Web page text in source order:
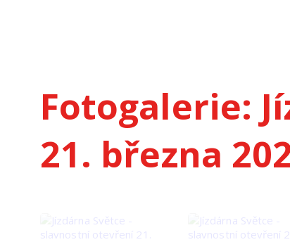
Fotogalerie:
21. března